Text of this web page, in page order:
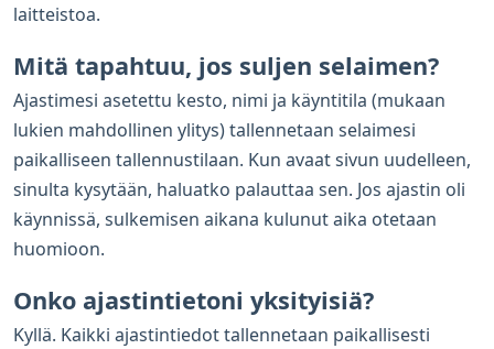
laitteistoa.
Mitä tapahtuu, jos suljen selaimen?
Ajastimesi asetettu kesto, nimi ja käyntitila (mukaan
lukien mahdollinen ylitys) tallennetaan selaimesi
paikalliseen tallennustilaan. Kun avaat sivun uudelleen,
sinulta kysytään, haluatko palauttaa sen. Jos ajastin oli
käynnissä, sulkemisen aikana kulunut aika otetaan
huomioon.
Onko ajastintietoni yksityisiä?
Kyllä. Kaikki ajastintiedot tallennetaan paikallisesti